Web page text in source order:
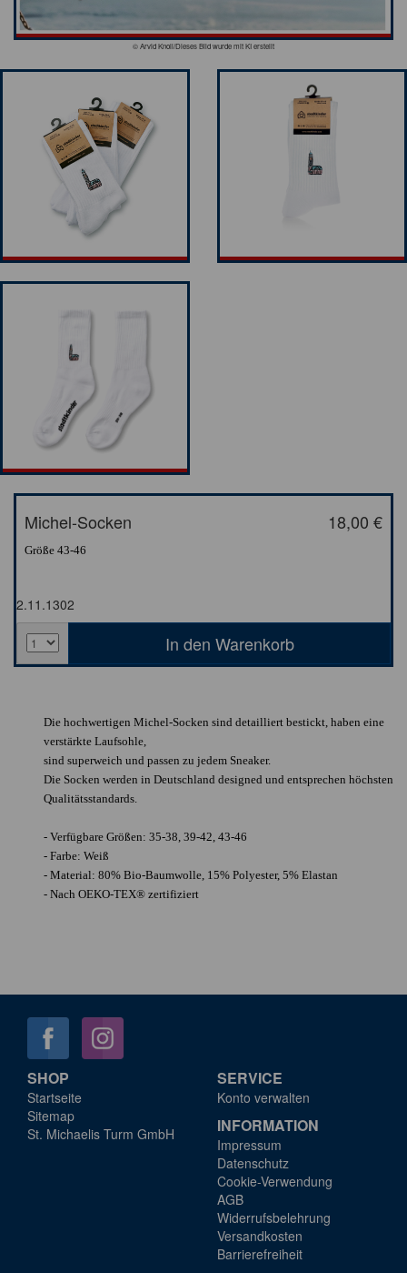
© Arvid Knoll/Dieses Bild wurde mit KI erstellt
18,00 €
Michel-Socken
Größe 43-46
2.11.1302
Die hochwertigen Michel-Socken sind detailliert bestickt, haben eine
verstärkte Laufsohle,
sind superweich und passen zu jedem Sneaker.
Die Socken werden in Deutschland designed und entsprechen höchsten
Qualitätsstandards.
- Verfügbare Größen: 35-38, 39-42, 43-46
- Farbe: Weiß
- Material: 80% Bio-Baumwolle, 15% Polyester, 5% Elastan
- Nach OEKO-TEX® zertifiziert
SHOP
Startseite
Sitemap
St. Michaelis Turm GmbH
SERVICE
Konto verwalten
INFORMATION
Impressum
Datenschutz
Cookie-Verwendung
AGB
Widerrufsbelehrung
Versandkosten
Barrierefreiheit